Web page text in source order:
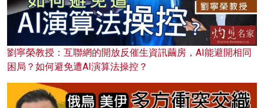
劉寧榮教授：互聯網的開放反催生資訊繭房，AI能避開相同
困局？如何避免遭AI演算法操控？